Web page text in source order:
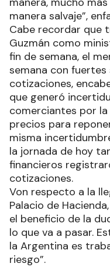
manera salvaje”,
Cabe recordar que
Guzmán como
fin de semana, el
semana con
cotizaciones,
que generó
comerciantes por
precios para
misma
la jornada de hoy
financieros
cotizaciones.
Von respecto a la
Palacio de
el beneficio de la
lo que va a pasar.
la Argentina es
riesgo”.